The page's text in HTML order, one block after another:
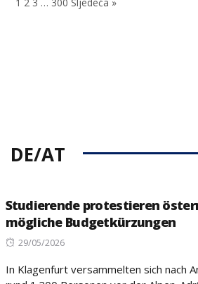
1 2 3 … 300 Sljedeća »
DE/AT
Studierende protestieren
mögliche Budgetkürzungen
Posted
29/05/2026
In Klagenfurt versammelten sich nach